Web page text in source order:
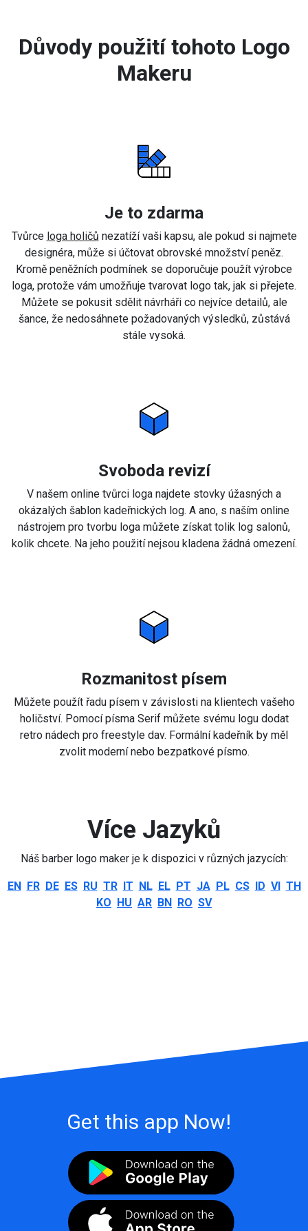
Důvody použití tohoto Logo
Makeru
Je to zdarma
Tvůrce loga holičů nezatíží vaši kapsu, ale pokud si najmete
designéra, může si účtovat obrovské množství peněz.
Kromě peněžních podmínek se doporučuje použít výrobce
loga, protože vám umožňuje tvarovat logo tak, jak si přejete.
Můžete se pokusit sdělit návrháři co nejvíce detailů, ale
šance, že nedosáhnete požadovaných výsledků, zůstává
stále vysoká.
Svoboda revizí
V našem online tvůrci loga najdete stovky úžasných a
okázalých šablon kadeřnických log. A ano, s naším online
nástrojem pro tvorbu loga můžete získat tolik log salonů,
kolik chcete. Na jeho použití nejsou kladena žádná omezení.
Rozmanitost písem
Můžete použít řadu písem v závislosti na klientech vašeho
holičství. Pomocí písma Serif můžete svému logu dodat
retro nádech pro freestyle dav. Formální kadeřník by měl
zvolit moderní nebo bezpatkové písmo.
Více Jazyků
Náš barber logo maker je k dispozici v různých jazycích:
EN FR DE ES RU TR IT NL EL PT JA PL CS ID VI TH
KO HU AR BN RO SV
Get this app Now!